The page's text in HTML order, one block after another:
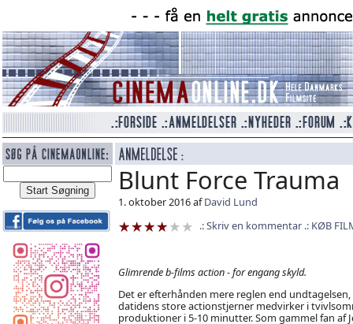
Blunt Force Trauma
1. oktober 2016 afDavid Lund
Skriv en kommentar
KØB
Glimrende b-films action - for engang skyld.
Det er efterhånden mere reglen end undtagelsen,
datidens store actionstjerner medvirker i
produktioner i 5-10 minutter. Som gammel fan af